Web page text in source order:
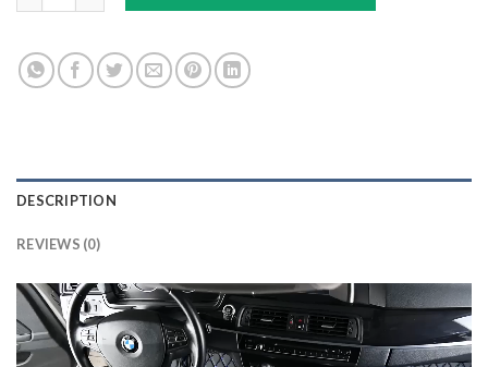
DESCRIPTION
REVIEWS (0)
Lecteur
vidéo